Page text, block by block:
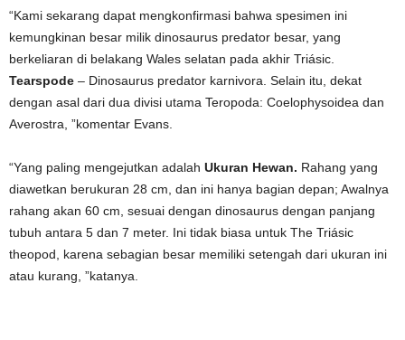
“Kami sekarang dapat mengkonfirmasi bahwa spesimen ini
kemungkinan besar milik dinosaurus predator besar, yang
berkeliaran di belakang Wales selatan pada akhir Triásic.
Tearspode – Dinosaurus predator karnivora. Selain itu, dekat
dengan asal dari dua divisi utama Teropoda: Coelophysoidea dan
Averostra, ”komentar Evans.
“Yang paling mengejutkan adalah Ukuran Hewan. Rahang yang
diawetkan berukuran 28 cm, dan ini hanya bagian depan; Awalnya
rahang akan 60 cm, sesuai dengan dinosaurus dengan panjang
tubuh antara 5 dan 7 meter. Ini tidak biasa untuk The Triásic
theopod, karena sebagian besar memiliki setengah dari ukuran ini
atau kurang, ”katanya.